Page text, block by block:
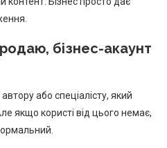
бізнес-акаунт
або спеціалісту, який
якщо користі від цього немає,